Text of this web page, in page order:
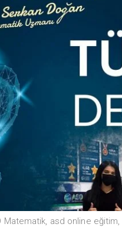
Matematik, asd online eğitim,